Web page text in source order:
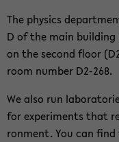
The physics
D of the main build­ing
on the sec­ond floor
room num­ber D2-​268.
We also run
for ex­per­i­ments that
ron­ment. You can find